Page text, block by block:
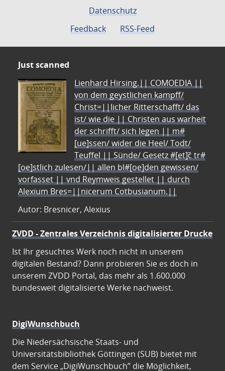
Datenschutz
Feedback
RSS-Feed
Just scanned
Lienhard Hirsing.|| COMOEDIA ||
von dem geystlichen kampff/
Christ=||licher Ritterschafft/ das
ist/ wie die || Christen aus warheit
der schrifft/ sich legen || m#
[ue]ssen/ wider die Heel/ Todt/
Teuffel || Sünde/ Gesetz #[et]c̃ tr#
[oe]stlich zulesen/|| allen bl#[oe]den gewissen/
vorfasset || vnd Reymweis gestellet || durch
Alexium Bres=||nicerum Cotbusianum.||
Autor: Bresnicer, Alexius
ZVDD - Zentrales Verzeichnis digitalisierter Drucke
Ist Ihr gesuchtes Werk noch nicht in unserem
digitalen Bestand? Dann probieren Sie es doch in
unserem ZVDD Portal, das mehr als 1.600.000
bundesweit digitalisierte Werke nachweist.
DigiWunschbuch
Die Niedersächsische Staats- und
Universitätsbibliothek Göttingen (SUB) bietet mit
dem Service „DigiWunschbuch” die Möglichkeit,